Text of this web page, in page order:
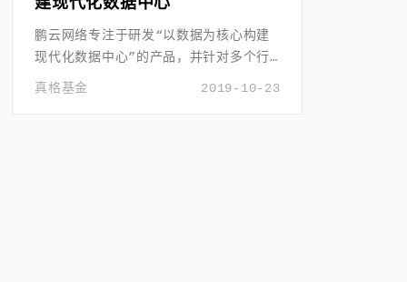
建现代化数据中心
鹏云网络专注于研发“以数据为核心构建
现代化数据中心”的产品，并针对多个行
业的云计算基础设施提供先进的解决方
2019-10-23
真格基金